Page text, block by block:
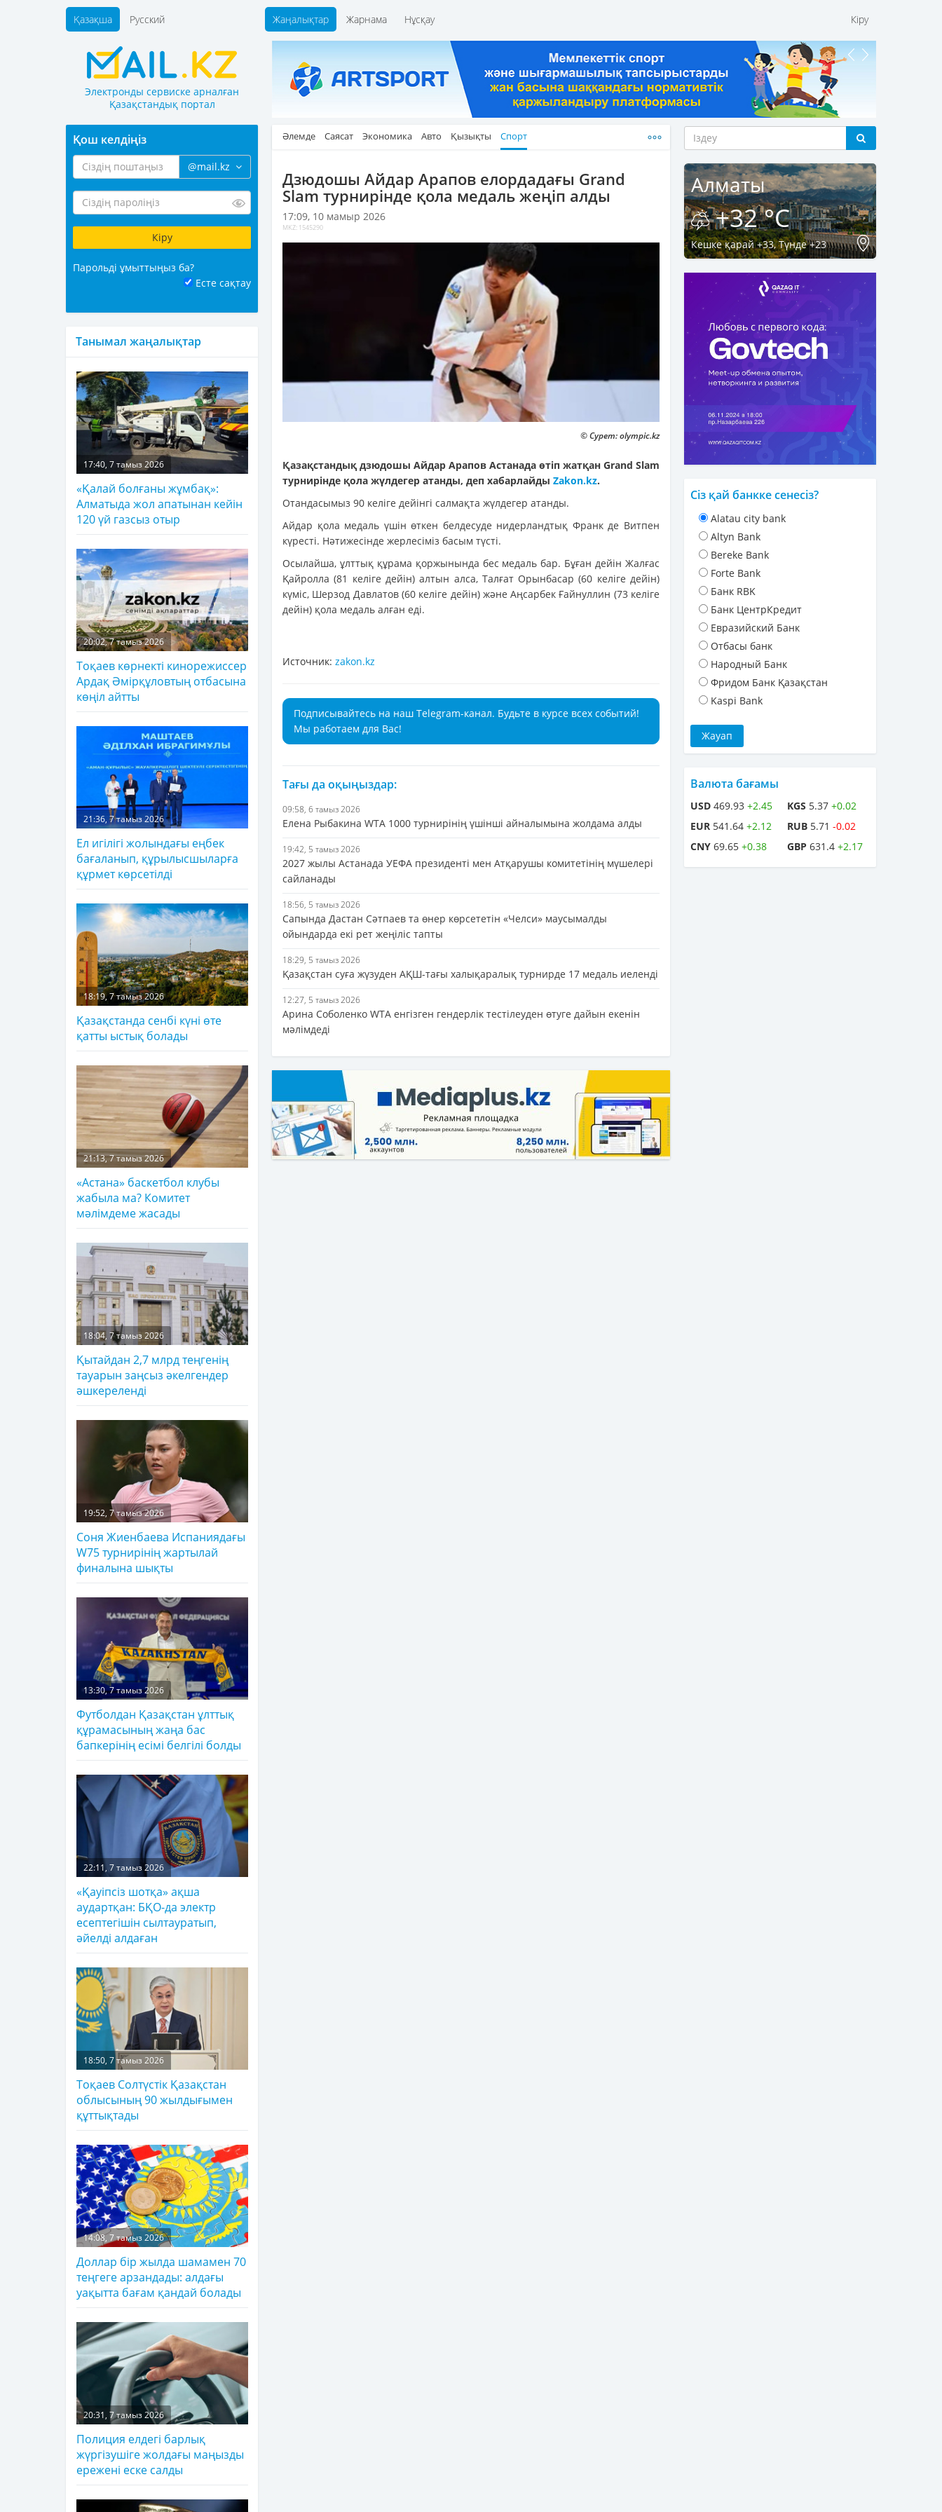
Жаңалықтар Жарнама Нұсқау Кіру
Қазақша Русский
Электронды сервиске арналған
Қазақстандық портал
Әлемде Саясат Экономика Авто Қызықты Спорт
Дзюдошы Айдар Арапов елордадағы Grand
Slam турнирінде қола медаль жеңіп алды
17:09, 10 мамыр 2026
MKZ: 1545290
© Сурет: olympic.kz
Қазақстандық дзюдошы Айдар Арапов Астанада өтіп жатқан Grand Slam
турнирінде қола жүлдегер атанды, деп хабарлайды Zakon.kz.
Отандасымыз 90 келіге дейінгі салмақта жүлдегер атанды.
Айдар қола медаль үшін өткен белдесуде нидерландтық Франк де Витпен
күресті. Нәтижесінде жерлесіміз басым түсті.
Осылайша, ұлттық құрама қоржынында бес медаль бар. Бұған дейін Жалғас
Қайролла (81 келіге дейін) алтын алса, Талғат Орынбасар (60 келіге дейін)
күміс, Шерзод Давлатов (60 келіге дейін) және Аңсарбек Ғайнуллин (73 келіге
дейін) қола медаль алған еді.
Источник: zakon.kz
Подписывайтесь на наш Telegram-канал. Будьте в курсе всех событий!
Мы работаем для Вас!
Тағы да оқыңыздар:
09:58, 6 тамыз 2026
Елена Рыбакина WTA 1000 турнирінің үшінші айналымына жолдама алды
19:42, 5 тамыз 2026
2027 жылы Астанада УЕФА президенті мен Атқарушы комитетінің мүшелері
сайланады
18:56, 5 тамыз 2026
Сапында Дастан Сәтпаев та өнер көрсететін «Челси» маусымалды
ойындарда екі рет жеңіліс тапты
18:29, 5 тамыз 2026
Қазақстан суға жүзуден АҚШ-тағы халықаралық турнирде 17 медаль иеленді
12:27, 5 тамыз 2026
Арина Соболенко WTA енгізген гендерлік тестілеуден өтуге дайын екенін
мәлімдеді
Қош келдіңіз
@mail.kz
Парольді ұмыттыңыз ба?
Есте сақтау
Танымал жаңалықтар
17:40, 7 тамыз 2026
«Қалай болғаны жұмбақ»:
Алматыда жол апатынан кейін
120 үй газсыз отыр
20:02, 7 тамыз 2026
Тоқаев көрнекті кинорежиссер
Ардақ Әмірқұловтың отбасына
көңіл айтты
21:36, 7 тамыз 2026
Ел игілігі жолындағы еңбек
бағаланып, құрылысшыларға
құрмет көрсетілді
18:19, 7 тамыз 2026
Қазақстанда сенбі күні өте
қатты ыстық болады
21:13, 7 тамыз 2026
«Астана» баскетбол клубы
жабыла ма? Комитет
мәлімдеме жасады
18:04, 7 тамыз 2026
Қытайдан 2,7 млрд теңгенің
тауарын заңсыз әкелгендер
әшкереленді
19:52, 7 тамыз 2026
Соня Жиенбаева Испаниядағы
W75 турнирінің жартылай
финалына шықты
13:30, 7 тамыз 2026
Футболдан Қазақстан ұлттық
құрамасының жаңа бас
бапкерінің есімі белгілі болды
22:11, 7 тамыз 2026
«Қауіпсіз шотқа» ақша
аудартқан: БҚО-да электр
есептегішін сылтауратып,
әйелді алдаған
18:50, 7 тамыз 2026
Тоқаев Солтүстік Қазақстан
облысының 90 жылдығымен
құттықтады
14:08, 7 тамыз 2026
Доллар бір жылда шамамен 70
теңгеге арзандады: алдағы
уақытта бағам қандай болады
20:31, 7 тамыз 2026
Полиция елдегі барлық
жүргізушіге жолдағы маңызды
ережені еске салды
Алматы
+32 °C
Кешке қарай +33, Түнде +23
Сіз қай банкке сенесіз?
Alatau city bank
Altyn Bank
Bereke Bank
Forte Bank
Банк RBK
Банк ЦентрКредит
Евразийский Банк
Отбасы банк
Народный Банк
Фридом Банк Қазақстан
Kaspi Bank
Валюта бағамы
USD 469.93 +2.45
EUR 541.64 +2.12
CNY 69.65 +0.38
KGS 5.37 +0.02
RUB 5.71 -0.02
GBP 631.4 +2.17